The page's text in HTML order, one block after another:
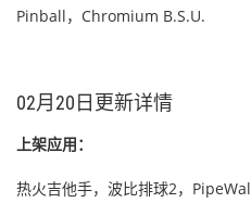
Pinball，Chromium B.S.U.
02月20日更新详情
上架应用：
热火吉他手，波比排球2，